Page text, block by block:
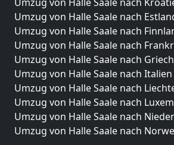
Umzug von Halle Saale nach
Umzug von Halle Saale nach
Umzug von Halle Saale nach
Umzug von Halle Saale nach
Umzug von Halle Saale nach Italien
Umzug von Halle Saale nach
Umzug von Halle Saale nach
Umzug von Halle Saale nach
Umzug von Halle Saale nach